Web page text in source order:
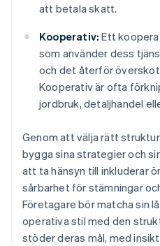
att betala skatt.
Kooperativ: Ett
som använder dess
och det återför
Kooperativ är ofta
jordbruk, detaljhandel
Genom att välja rätt
bygga sina strategier och
att ta hänsyn till inkluderar
sårbarhet för stämningar
Företagare bör matcha sin
operativa stil med den
stöder deras mål, med